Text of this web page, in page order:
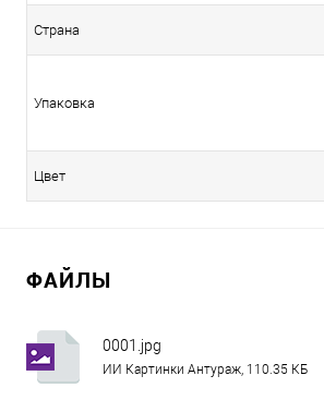
Страна
Упаковка
Цвет
ФАЙЛЫ
0001.jpg
ИИ Картинки Антураж, 110.35 КБ